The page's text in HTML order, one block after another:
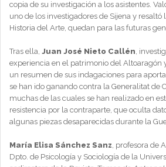
copia de su investigación a los asistentes.
uno de los investigadores de Sijena y resaltó
Historia del Arte, quedan para las futuras
Tras ella, Juan José Nieto Callén,
experiencia en el patrimonio del Altoaragón
un resumen de sus indagaciones para
se han ido ganando contra la Generalitat de
muchas de las cuales se han realizado en
resistencia por la contraparte, que oculta
algunas piezas desaparecidas durante la
María Elisa Sánchez Sanz, profesora de
Dpto. de Psicología y Sociología de la